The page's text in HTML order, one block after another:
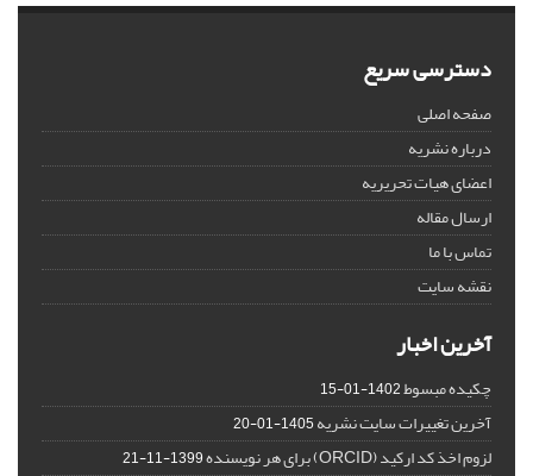
دسترسی سریع
صفحه اصلی
درباره نشریه
اعضای هیات تحریریه
ارسال مقاله
تماس با ما
نقشه سایت
آخرین اخبار
چکیده مبسوط1402-01-15
آخرین تغییرات سایت نشریه1405-01-20
لزوم اخذ کد ارکید (ORCID) برای هر نویسنده 1399-11-21